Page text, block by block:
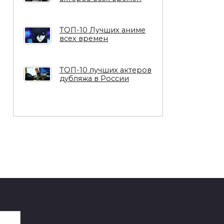
ТОП-10 Лучших аниме
всех времен
ТОП-10 лучших актеров
дубляжа в России